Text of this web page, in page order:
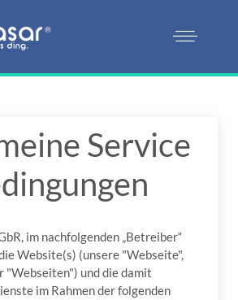
Service
im nachfolgenden „Betreiber“
Website(s) (unsere "Webseite",
"Webseiten") und die damit
im Rahmen der folgenden